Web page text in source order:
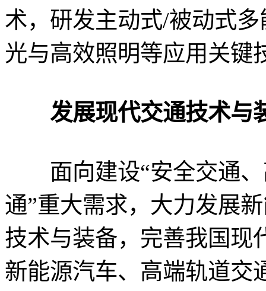
术，研发主动式/被动式
光与高效照明等应用关键
发展现代交通技术与
面向建设“安全交通、
通”重大需求，大力发展
技术与装备，完善我国现
新能源汽车、高端轨道交